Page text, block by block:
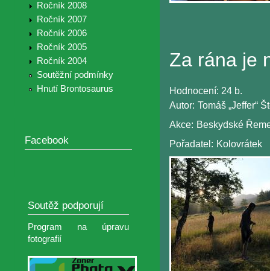
Ročník 2008
Ročník 2007
Ročník 2006
Ročník 2005
Ročník 2004
Soutěžní podmínky
Hnutí Brontosaurus
Facebook
Soutěž podporují
Program na úpravu
fotografií
Za rána je
Hodnocení: 24 b.
Autor: Tomáš „Jeffer“
Akce: Beskydské
Pořadatel: Kolovrátek